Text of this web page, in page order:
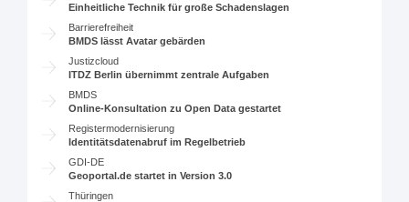
Einheitliche Technik für große Schadenslagen
Barrierefreiheit
BMDS lässt Avatar gebärden
Justizcloud
ITDZ Berlin übernimmt zentrale Aufgaben
BMDS
Online-Konsultation zu Open Data gestartet
Registermodernisierung
Identitätsdatenabruf im Regelbetrieb
GDI-DE
Geoportal.de startet in Version 3.0
Thüringen